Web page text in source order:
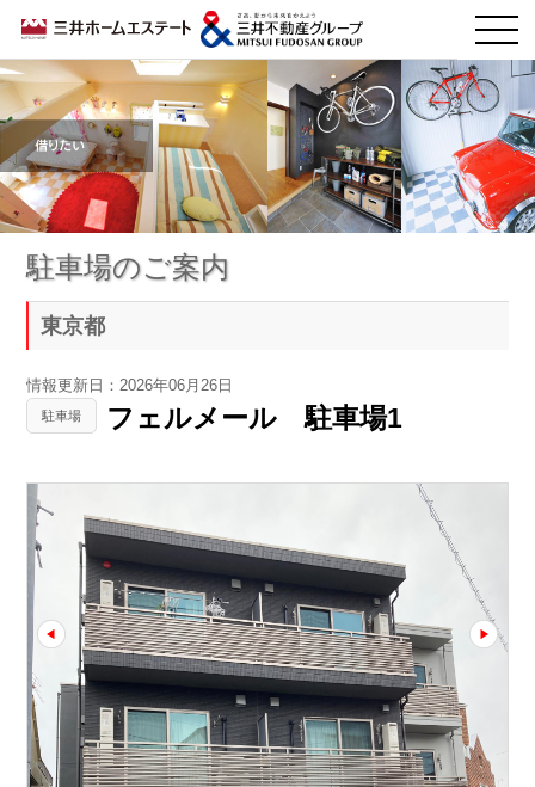
駐車場のご案内
東京都
情報更新日：2026年06月26日
駐車場 フェルメール 駐車場1
prev next